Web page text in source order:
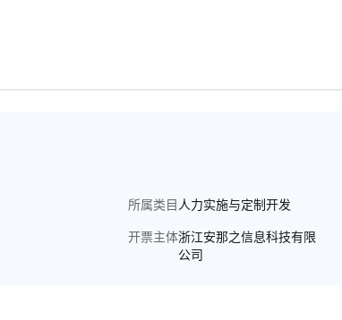
所属类目 人力实施与定制开发
开票主体浙江安那之信息科技有限
公司